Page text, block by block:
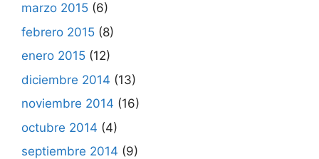
marzo 2015 (6)
febrero 2015 (8)
enero 2015 (12)
diciembre 2014 (13)
noviembre 2014 (16)
octubre 2014 (4)
septiembre 2014 (9)